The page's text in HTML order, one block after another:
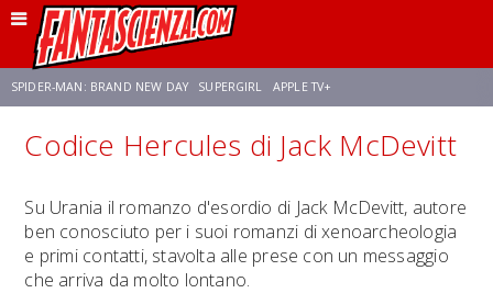
SPIDER-MAN: BRAND NEW DAY SUPERGIRL APPLE TV+
FRANCO RICCIARDIELLO ZENDAYA STAR TREK AVENGERS: DOOMSDAY
NETFLIX SADIE SINK CELIA ROSE GOODING
Codice Hercules di Jack McDevitt
Su Urania il romanzo d'esordio di Jack McDevitt, autore
ben conosciuto per i suoi romanzi di xenoarcheologia
e primi contatti, stavolta alle prese con un messaggio
che arriva da molto lontano.